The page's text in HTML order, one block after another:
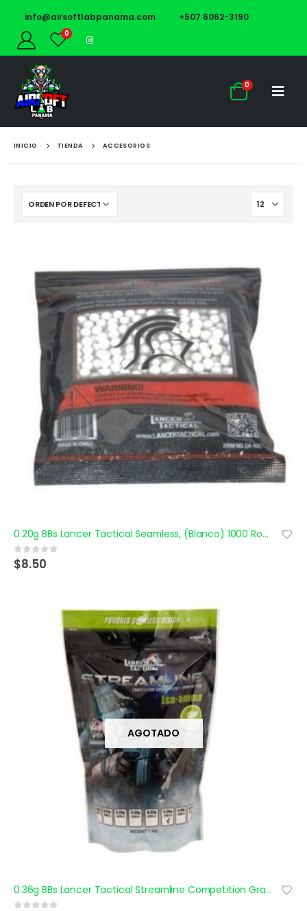
info@airsoftlabpanama.com +507 6062-3190
0
0
INICIO TIENDA ACCESORIOS
0.20g BBs Lancer Tactical Seamless, (Blanco) 1000 Rounds
0out of 5
$8.50
AGOTADO
0.36g BBs Lancer Tactical Streamline Competition Grade (Blanco), 2780 ct